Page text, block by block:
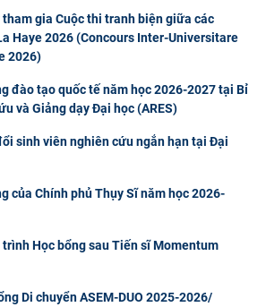
gia Cuộc thi tranh biện giữa các
Haye 2026 (Concours Inter-Universitare
2026)
đào tạo quốc tế năm học 2026-2027 tại Bỉ
và Giảng dạy Đại học (ARES)
sinh viên nghiên cứu ngắn hạn tại Đại
của Chính phủ Thụy Sĩ năm học 2026-
Học bổng sau Tiến sĩ Momentum
Di chuyển ASEM-DUO 2025-2026/